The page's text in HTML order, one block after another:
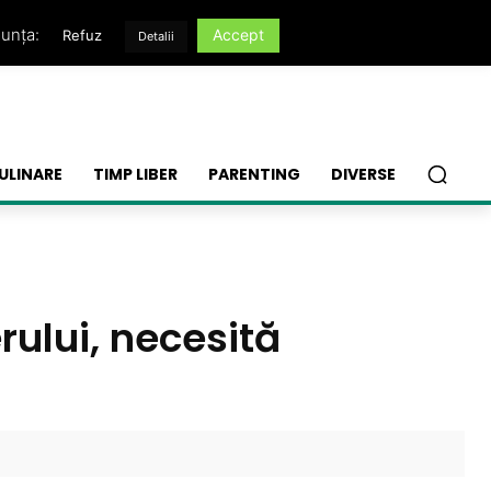
TIMP LIBER PARENTING DIVERSE
necesită
Refuz Detalii Accept